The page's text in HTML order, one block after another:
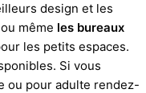
design et les
ou même les bureaux
les petits espaces.
Si vous
ou pour adulte rendez-